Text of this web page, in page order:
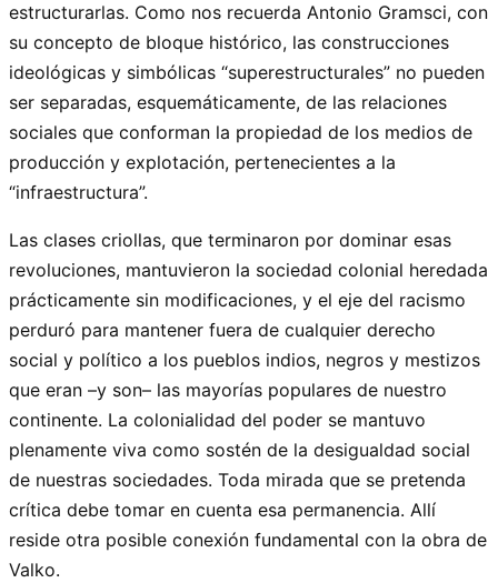
estructurarlas. Como nos recuerda Antonio Gramsci, con
su concepto de bloque histórico, las construcciones
ideológicas y simbólicas “superestructurales” no pueden
ser separadas, esquemáticamente, de las relaciones
sociales que conforman la propiedad de los medios de
producción y explotación, pertenecientes a la
“infraestructura”.
Las clases criollas, que terminaron por dominar esas
revoluciones, mantuvieron la sociedad colonial heredada
prácticamente sin modificaciones, y el eje del racismo
perduró para mantener fuera de cualquier derecho
social y político a los pueblos indios, negros y mestizos
que eran –y son– las mayorías populares de nuestro
continente. La colonialidad del poder se mantuvo
plenamente viva como sostén de la desigualdad social
de nuestras sociedades. Toda mirada que se pretenda
crítica debe tomar en cuenta esa permanencia. Allí
reside otra posible conexión fundamental con la obra de
Valko.